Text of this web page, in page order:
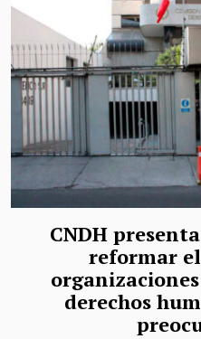
CNDH
reformar
derechos